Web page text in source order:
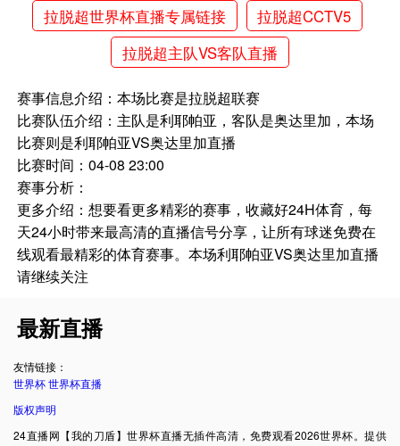
拉脱超世界杯直播专属链接
拉脱超CCTV5
拉脱超主队VS客队直播
赛事信息介绍：本场比赛是拉脱超联赛
比赛队伍介绍：主队是利耶帕亚，客队是奥达里加，本场
比赛则是利耶帕亚VS奥达里加直播
比赛时间：04-08 23:00
赛事分析：
更多介绍：想要看更多精彩的赛事，收藏好24H体育，每
天24小时带来最高清的直播信号分享，让所有球迷免费在
线观看最精彩的体育赛事。本场利耶帕亚VS奥达里加直播
请继续关注
最新直播
友情链接：
世界杯世界杯直播
版权声明
24直播网【我的刀盾】世界杯直播无插件高清，免费观看2026世界杯。提供